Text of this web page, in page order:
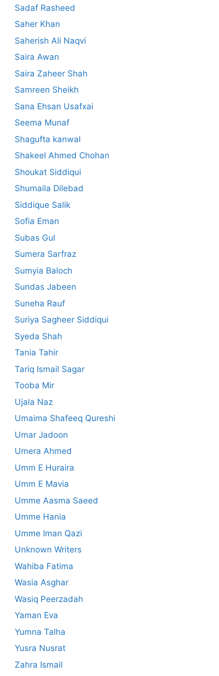
Sadaf Rasheed
Saher Khan
Saherish Ali Naqvi
Saira Awan
Saira Zaheer Shah
Samreen Sheikh
Sana Ehsan Usafxai
Seema Munaf
Shagufta kanwal
Shakeel Ahmed Chohan
Shoukat Siddiqui
Shumaila Dilebad
Siddique Salik
Sofia Eman
Subas Gul
Sumera Sarfraz
Sumyia Baloch
Sundas Jabeen
Suneha Rauf
Suriya Sagheer Siddiqui
Syeda Shah
Tania Tahir
Tariq Ismail Sagar
Tooba Mir
Ujala Naz
Umaima Shafeeq Qureshi
Umar Jadoon
Umera Ahmed
Umm E Huraira
Umm E Mavia
Umme Aasma Saeed
Umme Hania
Umme Iman Qazi
Unknown Writers
Wahiba Fatima
Wasia Asghar
Wasiq Peerzadah
Yaman Eva
Yumna Talha
Yusra Nusrat
Zahra Ismail